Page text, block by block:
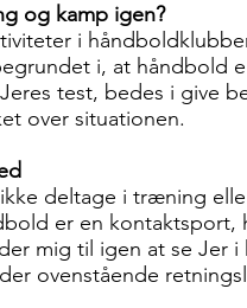
og kamp igen?
i
i, at
test, bedes i give
over situationen.
deltage i træning
er en
mig til igen at se Jer i
ovenstående